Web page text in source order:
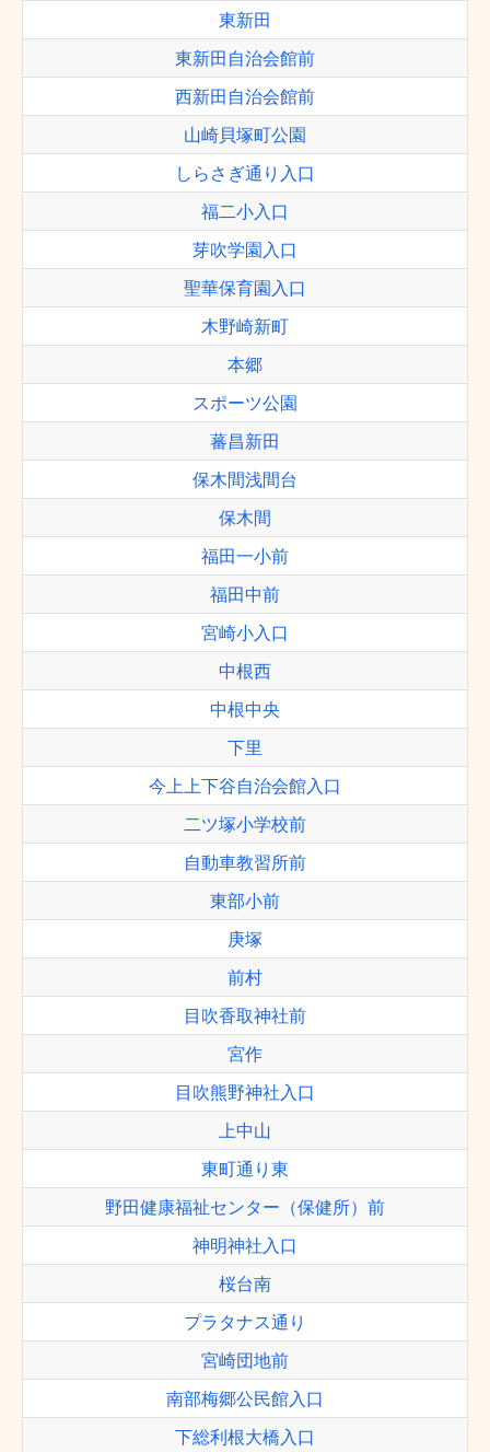
東新田
東新田自治会館前
西新田自治会館前
山崎貝塚町公園
しらさぎ通り入口
福二小入口
芽吹学園入口
聖華保育園入口
木野崎新町
本郷
スポーツ公園
蕃昌新田
保木間浅間台
保木間
福田一小前
福田中前
宮崎小入口
中根西
中根中央
下里
今上上下谷自治会館入口
二ツ塚小学校前
自動車教習所前
東部小前
庚塚
前村
目吹香取神社前
宮作
目吹熊野神社入口
上中山
東町通り東
野田健康福祉センター（保健所）前
神明神社入口
桜台南
プラタナス通り
宮崎団地前
南部梅郷公民館入口
下総利根大橋入口